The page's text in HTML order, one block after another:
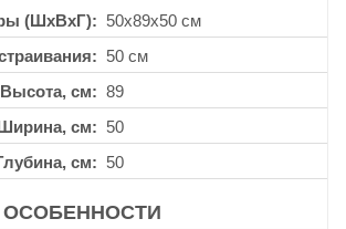
(ШхВхГ)
50x89x50 см
50 см
Высота, см
89
см
50
см
50
ОСОБЕННОСТИ